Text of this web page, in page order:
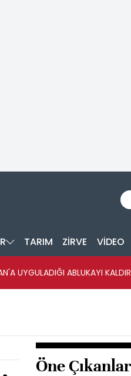
TARIM ZİRVE VİDEO
UYGULADIĞI ABLUKAYI
Öne Çıkanlar